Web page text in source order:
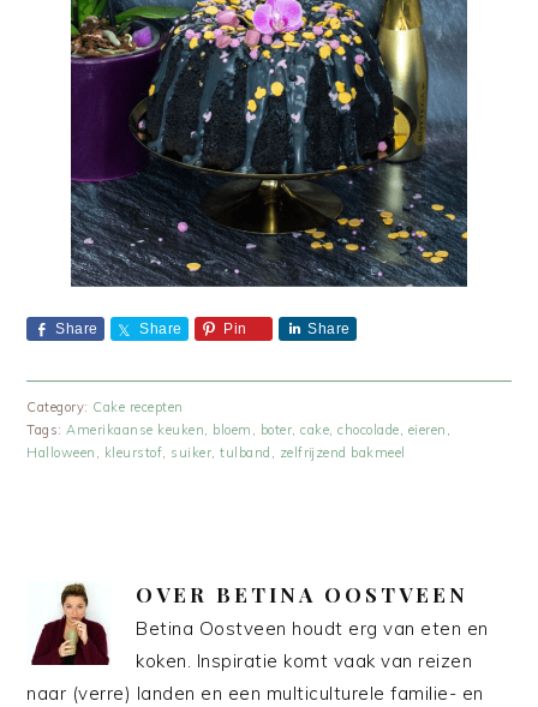
Share Share Pin Share
Category: Cake recepten
Tags:Amerikaanse keuken, bloem , boter,cake,chocolade, eieren ,
Halloween , kleurstof, suiker,tulband , zelfrijzend bakmeel
OVER BETINA OOSTVEEN
Betina Oostveen houdt erg van eten en
koken. Inspiratie komt vaak van reizen
naar (verre) landen en een multiculturele familie- en